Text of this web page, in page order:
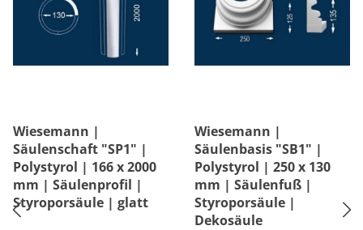
Wiesemann |
Säulenschaft "SP1" |
Polystyrol | 166 x 2000
mm | Säulenprofil |
Styroporsäule | glatt
Wiesemann |
Säulenbasis "SB1" |
Polystyrol | 250 x 130
mm | Säulenfuß |
Styroporsäule |
Dekosäule